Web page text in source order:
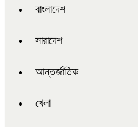
বাংলাদেশ
সারাদেশ
আন্তর্জাতিক
খেলা